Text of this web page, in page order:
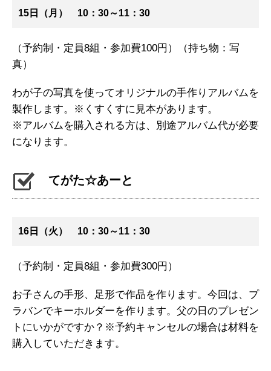
15日（月） 10：30～11：30
（予約制・定員8組・参加費100円）（持ち物：写
真）
わが子の写真を使ってオリジナルの手作りアルバムを
製作します。※くすくすに見本があります。
※アルバムを購入される方は、別途アルバム代が必要
になります。
てがた☆あーと
16日（火） 10：30～11：30
（予約制・定員8組・参加費300円）
お子さんの手形、足形で作品を作ります。今回は、プ
ラバンでキーホルダーを作ります。父の日のプレゼン
トにいかがですか？※予約キャンセルの場合は材料を
購入していただきます。